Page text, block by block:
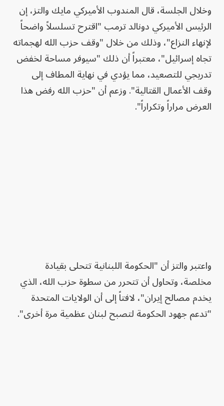
وخلال الجلسة، قال المندوب الأميركي مايك والتز، إن
الرئيس الأميركي دونالد ترمب "اقترح تسلسلاً واضحاً
لإنهاء النزاع"، وذلك من خلال "وقف حزب الله لهجماته
تجاه إسرائيل"، معتبراً أن ذلك "سيوفر مساحة لخفض
تدريجي للتصعيد، مما يؤدي في نهاية المطاف إلى
وقف الأعمال القتالية". وزعم أن "حزب الله رفض هذا
العرض مراراً وتكراراً".
واعتبر والتز أن "الحكومة اللبنانية تتحلى بقيادة
مخلصة، وتحاول أن تتحرر من سطوة حزب الله، الذي
يخدم مصالح إيران"، لافتاً إلى أن الولايات المتحدة
"تدعم جهود الحكومة لتصبح لبنان عظمية مرة أخرى".